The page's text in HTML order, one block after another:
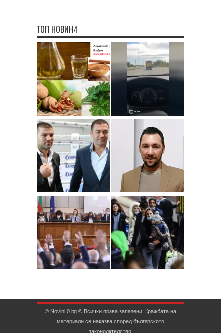
ТОП НОВИНИ
© Novini.0.bg © Всички права запазени! Кражбата на
материали се наказва според българското
законодателство.